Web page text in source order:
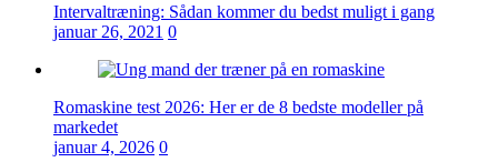
Intervaltræning: Sådan kommer du bedst muligt i gang
januar 26, 2021 0
Romaskine test 2026: Her er de 8 bedste modeller på
markedet
januar 4, 2026 0